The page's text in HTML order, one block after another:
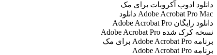
دانلود ادوب آکروبات برای مک
Adobe Acrobat Pro Mac دانلود
دانلود رایگان Adobe Acrobat Pro
نسخه کرک شده Adobe Acrobat Pro
برنامه Adobe Acrobat Pro برای مک
برنامه Adobe Acrobat Pro